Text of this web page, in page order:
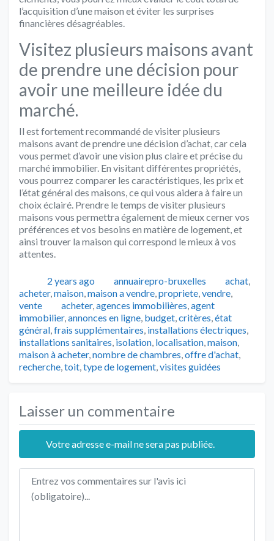
l’acquisition d’une maison et éviter les surprises
financières désagréables.
Visitez plusieurs maisons avant
de prendre une décision pour
avoir une meilleure idée du
marché.
Il est fortement recommandé de visiter plusieurs
maisons avant de prendre une décision d’achat, car cela
vous permet d’avoir une vision plus claire et précise du
marché immobilier. En visitant différentes propriétés,
vous pourrez comparer les caractéristiques, les prix et
l’état général des maisons, ce qui vous aidera à faire un
choix éclairé. Prendre le temps de visiter plusieurs
maisons vous permettra également de mieux cerner vos
préférences et vos besoins en matière de logement, et
ainsi trouver la maison qui correspond le mieux à vos
attentes.
Publié2 years ago Auteur
annuairepro-bruxelles Catégories
achat,
acheter,maison,maison a vendre,propriete,vendre,
vente
Tags
acheter,agences immobilières,agent
immobilier,annonces en ligne, budget,critères,état
général,frais supplémentaires, installations électriques,
installations sanitaires, isolation, localisation,maison,
maison à acheter,nombre de chambres,offre d'achat,
recherche,toit,type de logement,visites guidées
Laisser un commentaire
Votre adresse e-mail ne sera pas publiée.
Texte de l'avis